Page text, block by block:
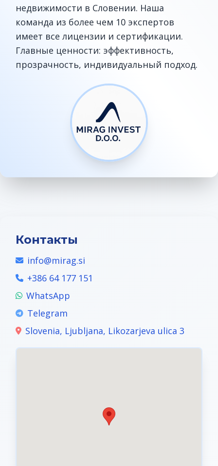
недвижимости в Словении. Наша
команда из более чем 10 экспертов
имеет все лицензии и сертификации.
Главные ценности: эффективность,
прозрачность, индивидуальный подход.
Контакты
info@mirag.si
+386 64 177 151
WhatsApp
Telegram
Slovenia, Ljubljana, Likozarjeva ulica 3